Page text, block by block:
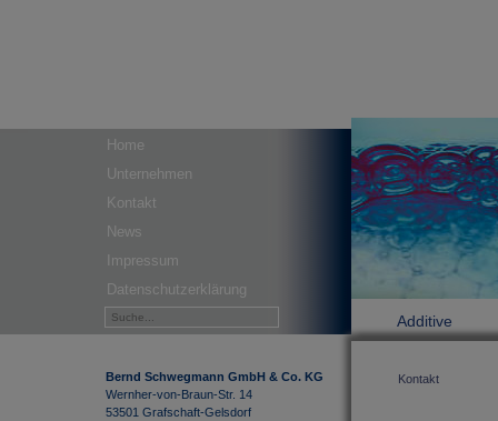
Home
Unternehmen
Kontakt
News
Impressum
Datenschutzerklärung
Bernd Schwegmann GmbH & Co. KG
Wernher-von-Braun-Str. 14
53501 Grafschaft-Gelsdorf
Additive
Kontakt